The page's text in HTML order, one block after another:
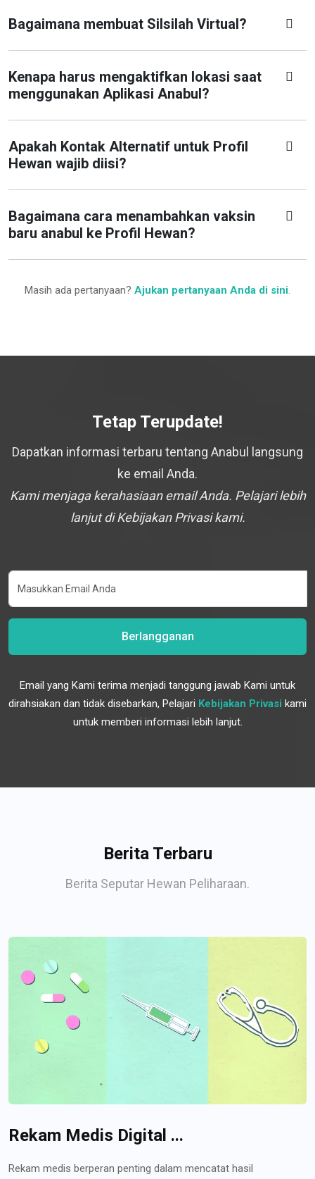
Bagaimana membuat Silsilah Virtual?
Kenapa harus mengaktifkan lokasi saat
menggunakan Aplikasi Anabul?
Apakah Kontak Alternatif untuk Profil
Hewan wajib diisi?
Bagaimana cara menambahkan vaksin
baru anabul ke Profil Hewan?
Masih ada pertanyaan? Ajukan pertanyaan Anda di sini.
Tetap Terupdate!
Dapatkan informasi terbaru tentang Anabul langsung
ke email Anda.
Kami menjaga kerahasiaan email Anda. Pelajari lebih
lanjut di Kebijakan Privasi kami.
Berlangganan
Email yang Kami terima menjadi tanggung jawab Kami untuk
dirahsiakan dan tidak disebarkan, Pelajari Kebijakan Privasi kami
untuk memberi informasi lebih lanjut.
Berita Terbaru
Berita Seputar Hewan Peliharaan.
Rekam Medis Digital ...
Rekam medis berperan penting dalam mencatat hasil